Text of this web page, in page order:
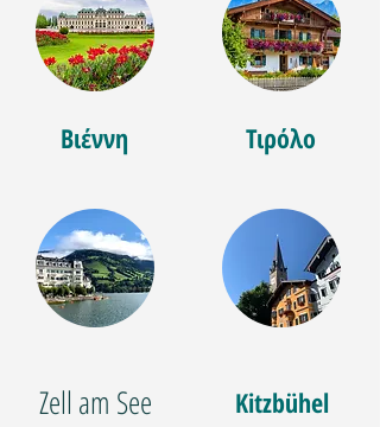
Βιέννη
Zell am See
Τιρόλο
Kitzbühel